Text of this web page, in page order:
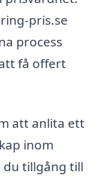
pris.se
process
få offert
att anlita ett
inom
tillgång till